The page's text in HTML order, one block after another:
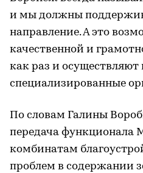
и мы должны
направление. А это
качественной и
как раз и
специализированные
По словам Галины
передача функционала
комбинатам
проблем в содержании